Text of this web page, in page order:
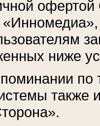
ниже